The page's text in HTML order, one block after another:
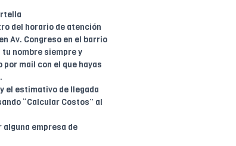
del horario de atención
Av. Congreso en el barrio
nombre siempre y
mail con el que hayas
el estimativo de llegada
“Calcular Costos” al
alguna empresa de